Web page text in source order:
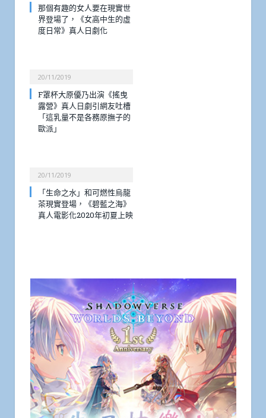
那個有趣的女人要在現實世
界登場了，《女高中生的虛
度日常》真人日劇化
20/11/2019
F罩杯大原優乃出演《搖曳
露營》真人日劇引網友吐槽
「這乳量不是各務原撫子的
歐派」
20/11/2019
「生命之水」和可燃性烏龍
茶現實登場，《碧藍之海》
真人電影化2020年初夏上映